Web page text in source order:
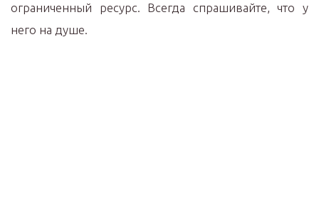
ограниченный ресурс. Всегда спрашивайте, что у
него на душе.